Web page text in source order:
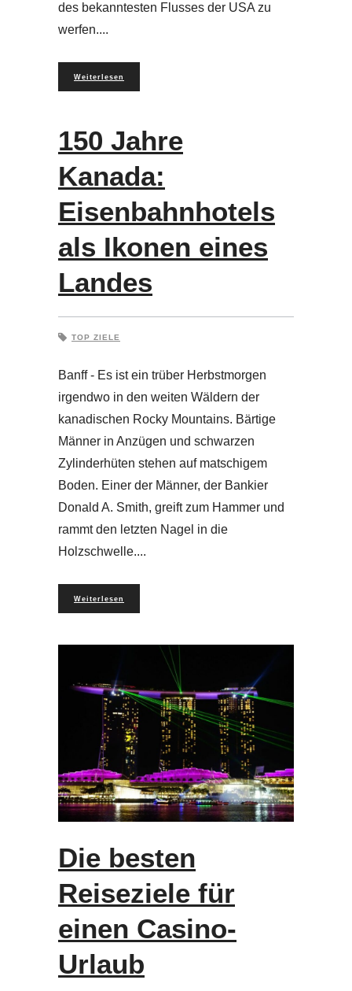
des bekanntesten Flusses der USA zu
werfen.
Weiterlesen
150 Jahre
Kanada:
Eisenbahnhotels
als Ikonen eines
Landes
TOP ZIELE
Banff - Es ist ein trüber Herbstmorgen
irgendwo in den weiten Wäldern der
kanadischen Rocky Mountains. Bärtige
Männer in Anzügen und schwarzen
Zylinderhüten stehen auf matschigem
Boden. Einer der Männer, der Bankier
Donald A. Smith, greift zum Hammer und
rammt den letzten Nagel in die
Holzschwelle.
Weiterlesen
Die besten
Reiseziele für
einen Casino-
Urlaub